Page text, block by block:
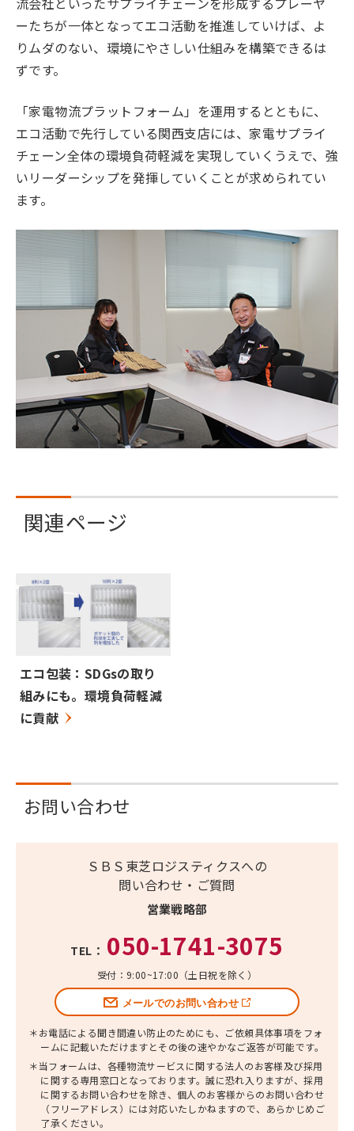
ーたちが一体となってエコ活動を推進していけば、よ
りムダのない、環境にやさしい仕組みを構築できるは
ずです。
「家電物流プラットフォーム」を運用するとともに、
エコ活動で先行している関西支店には、家電サプライ
チェーン全体の環境負荷軽減を実現していくうえで、強
いリーダーシップを発揮していくことが求められてい
ます。
関連ページ
エコ包装：SDGsの取り
組みにも。環境負荷軽減
に貢献
お問い合わせ
ＳＢＳ東芝ロジスティクスへの
問い合わせ・ご質問
営業戦略部
TEL： 050-1741-3075
受付：9:00~17:00（土日祝を除く）
メールでのお問い合わせ
＊お電話による聞き間違い防止のためにも、ご依頼具体事項をフォ
ームに記載いただけますとその後の速やかなご返答が可能です。
＊当フォームは、各種物流サービスに関する法人のお客様及び採用
に関する専用窓口となっております。誠に恐れ入りますが、採用
に関するお問い合わせを除き、個人のお客様からのお問い合わせ
（フリーアドレス）には対応いたしかねますので、あらかじめご
了承ください。